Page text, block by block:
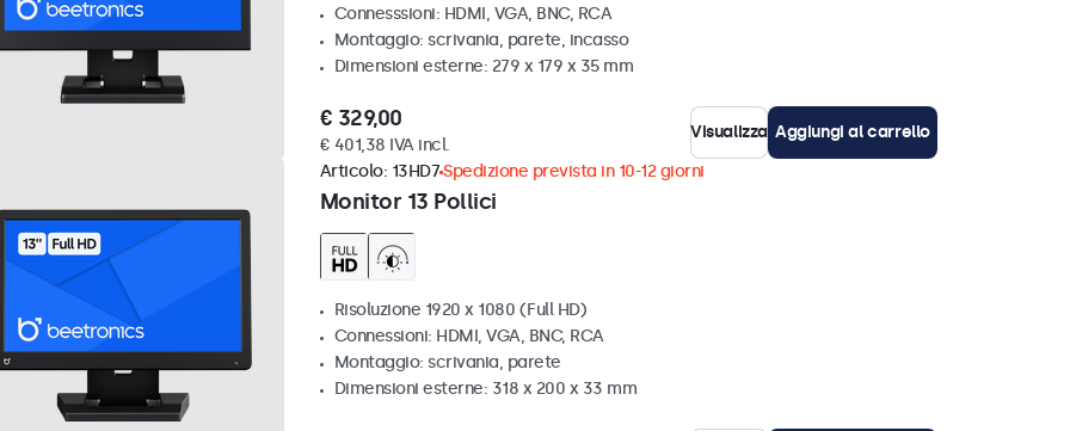
Connesssioni: HDMI, VGA, BNC, RCA
Montaggio: scrivania, parete, incasso
Dimensioni esterne: 279 x 179 x 35 mm
€ 329,00
€ 401,38 IVA incl.
Visualizza Aggiungi al carrello
Monitor 13 Pollici
Articolo: 13HD7Spedizione prevista in 10-12 giorni
Risoluzione 1920 x 1080 (Full HD)
Connessioni: HDMI, VGA, BNC, RCA
Montaggio: scrivania, parete
Dimensioni esterne: 318 x 200 x 33 mm